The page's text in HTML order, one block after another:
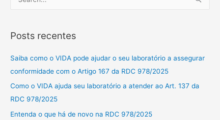
q
u
Posts recentes
Saiba como o VIDA pode ajudar o seu laboratório a assegurar
conformidade com o Artigo 167 da RDC 978/2025
Como o VIDA ajuda seu laboratório a atender ao Art. 137 da
RDC 978/2025
Entenda o que há de novo na RDC 978/2025